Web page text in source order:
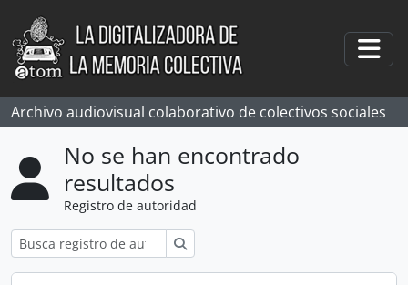
Skip to main content
Archivo audiovisual colaborativo de colectivos sociales
No se han encontrado
resultados
Registro de autoridad